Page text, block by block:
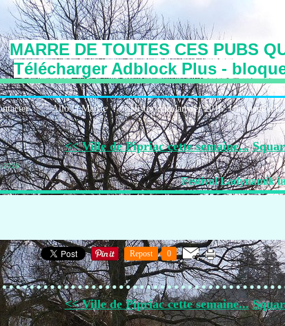
MARRE DE TOUTES CES PUBS
Télécharger Adblock Plus -
Allo la Mairie Historique:Janvier 2016: Une page
<< Ville de Pipriac cette semaine...
2026
Festival Ladynamik
Repost 0
<< Ville de Pipriac cette semaine...